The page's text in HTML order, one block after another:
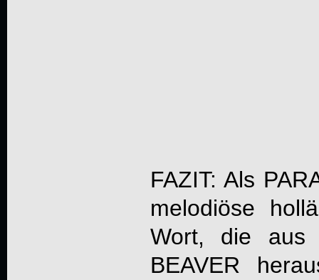
FAZIT: Als
melodiöse
Wort, die aus
BEAVER